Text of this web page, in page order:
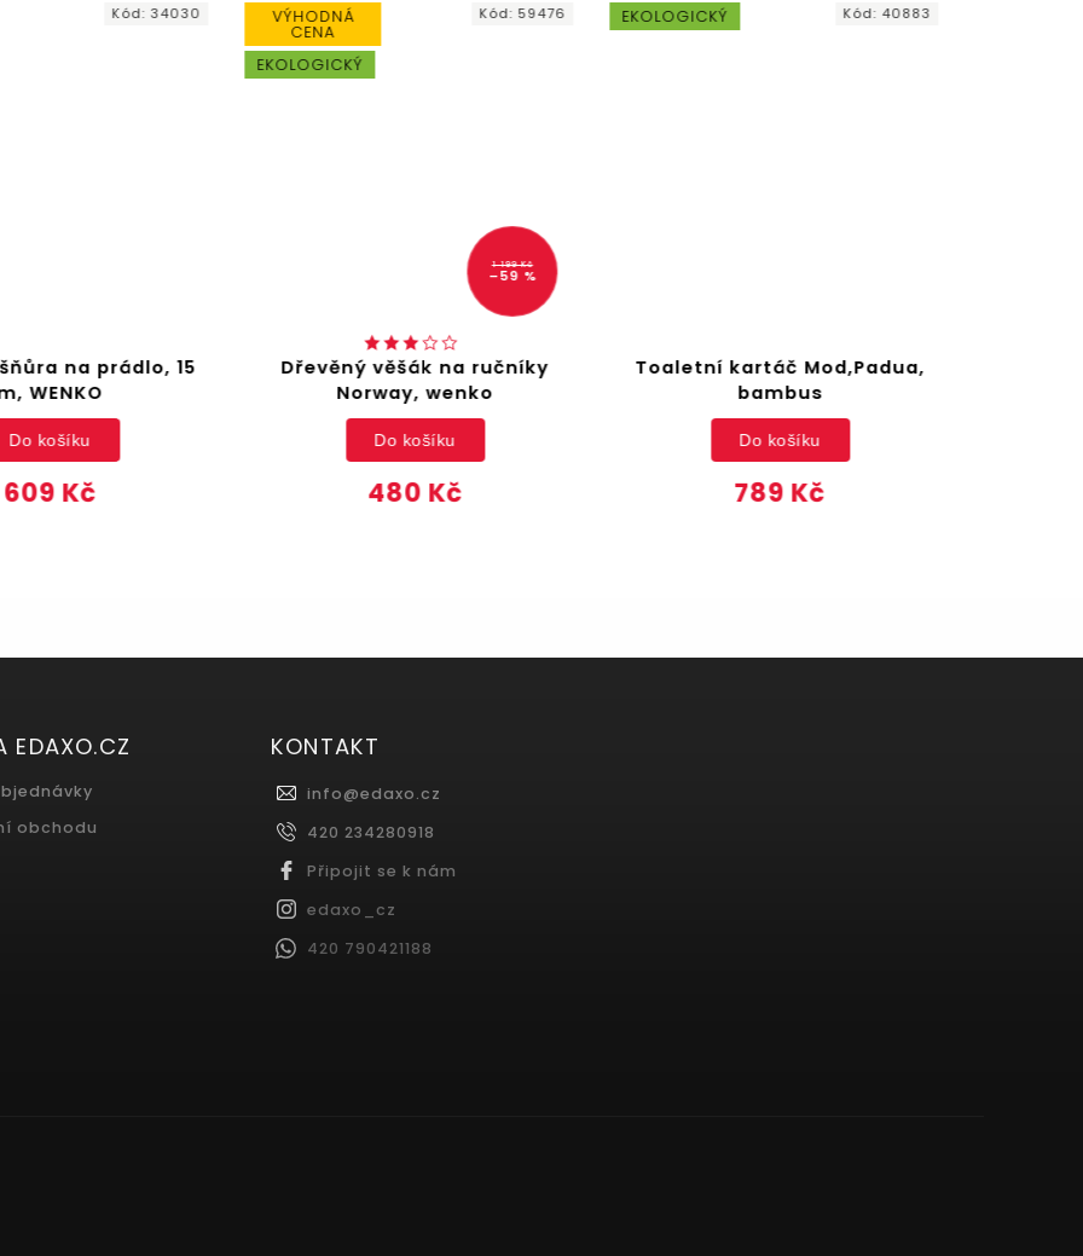
věšák na ručníky
Norway, wenko
480 Kč
Do košíku
Kód:59476 EKOLOGICKÝ
Toaletní kartáč Mod,Padua,
bambus
789 Kč
Do košíku
Kód:40883
Koupelnová police do
sprchového koutu CADDY
Premium, WENKO
Do košíku
Kód:24016
EDAXO.CZ
obchodu
KONTAKT
info@edaxo.cz
420 234280918
Připojit se k nám
edaxo_cz
420 790421188